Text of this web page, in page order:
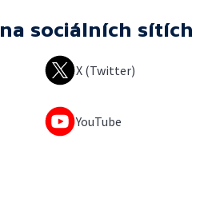
na sociálních sítích
X (Twitter)
YouTube